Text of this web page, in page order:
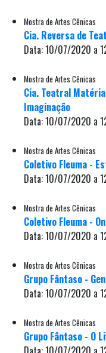
Mostra de Artes Cênicas
Cia. Reversa de
Data: 10/07/2020 a
Mostra de Artes Cênicas
Cia. Teatral
Imaginação
Data: 10/07/2020 a
Mostra de Artes Cênicas
Coletivo Fleuma -
Data: 10/07/2020 a
Mostra de Artes Cênicas
Coletivo Fleuma -
Data: 10/07/2020 a
Mostra de Artes Cênicas
Grupo Fântaso -
Data: 10/07/2020 a
Mostra de Artes Cênicas
Grupo Fântaso - O